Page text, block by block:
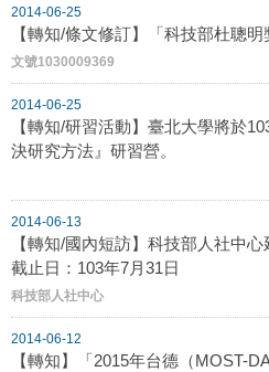
2014-06-25
【轉知/條文修訂】「科技部杜聰明
文號1030009369
2014-06-25
【轉知/研習活動】臺北大學將於
決研究方法』研習營。
2014-06-13
【轉知/國內短訪】科技部人社中
截止日：103年7月31日
科技部人社中心
2014-06-12
【轉知】「2015年台德（MOST-